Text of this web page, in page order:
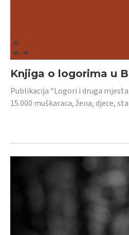
Knjiga o logorima u
Publikacija “Logori i druga
15.000 muškaraca, žena, djece,